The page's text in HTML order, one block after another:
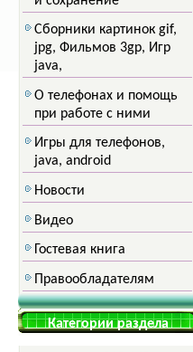
Сборники картинок gif,
jpg, Фильмов 3gp, Игр
java,
О телефонах и помощь
при работе с ними
Игры для телефонов,
java, android
Новости
Видео
Гостевая книга
Правообладателям
Категории раздела